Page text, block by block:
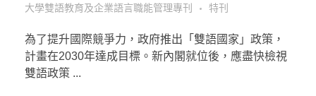
大學雙語教育及企業語言職能管理專刊
特刊
為了提升國際競爭力，政府推出「雙語國家」政策，
計畫在2030年達成目標。新內閣就位後，應盡快檢視
雙語政策 ...